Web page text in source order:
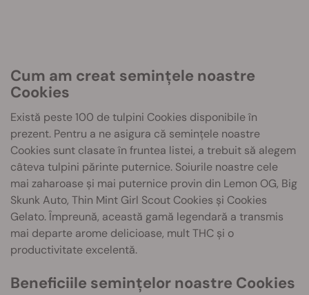
Cum am creat semințele noastre
Cookies
Există peste 100 de tulpini Cookies disponibile în
prezent. Pentru a ne asigura că semințele noastre
Cookies sunt clasate în fruntea listei, a trebuit să alegem
câteva tulpini părinte puternice. Soiurile noastre cele
mai zaharoase și mai puternice provin din Lemon OG, Big
Skunk Auto, Thin Mint Girl Scout Cookies și Cookies
Gelato. Împreună, această gamă legendară a transmis
mai departe arome delicioase, mult THC și o
productivitate excelentă.
Beneficiile semințelor noastre Cookies